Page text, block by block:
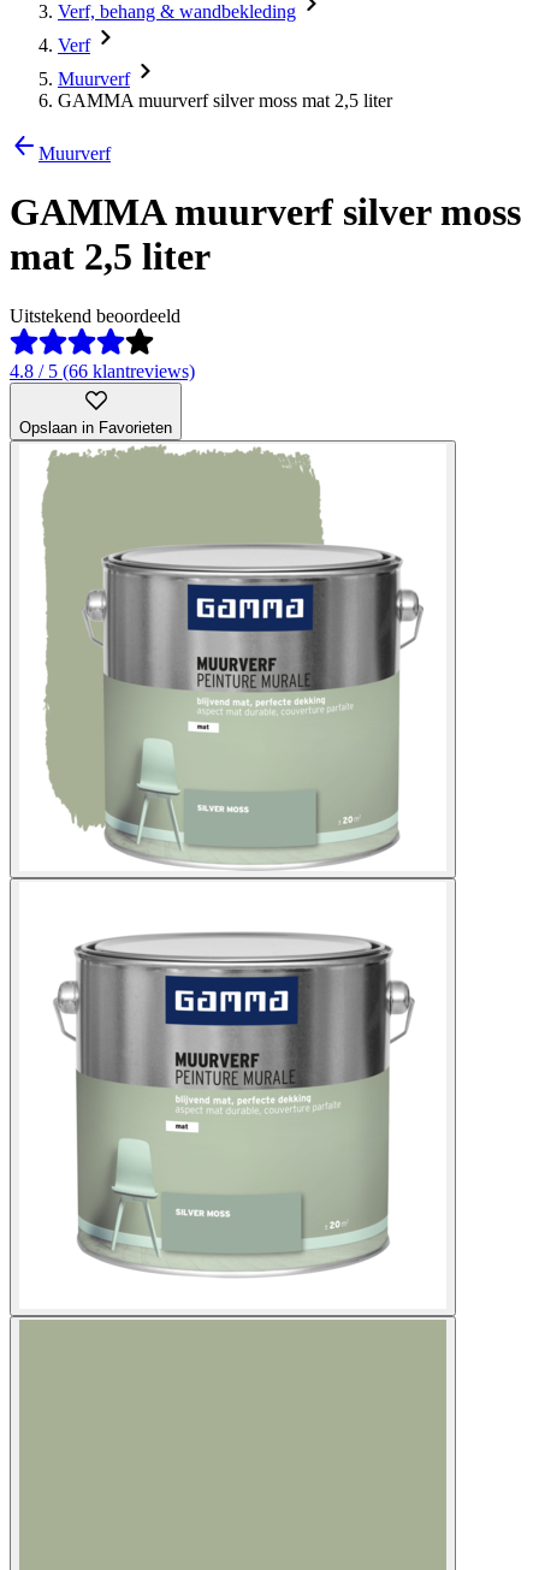
Verf, behang & wandbekleding
Verf
Muurverf
GAMMA muurverf silver moss mat 2,5 liter
Muurverf
GAMMA muurverf silver moss
mat 2,5 liter
Uitstekend beoordeeld
4.8 / 5 (66 klantreviews)
Opslaan in Favorieten